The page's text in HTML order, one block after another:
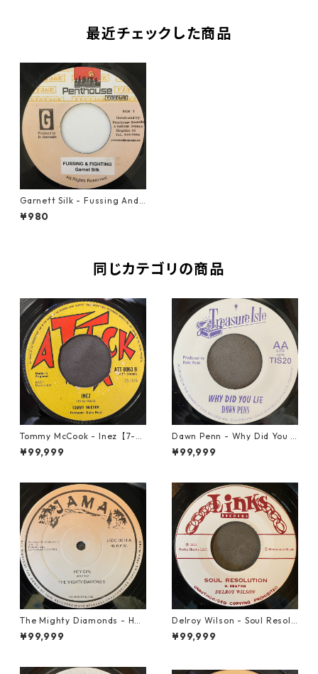
最近チェックした商品
Garnett Silk - Fussing And
Fighting【7-20613】
¥980
同じカテゴリの商品
Tommy McCook - Inez【7-21
840】
¥99,999
Dawn Penn - Why Did You Li
e【7-21938】
¥99,999
The Mighty Diamonds - Hey
Girl【12-50053】
¥99,999
Delroy Wilson - Soul Resolu
tion【7-21935】
¥99,999